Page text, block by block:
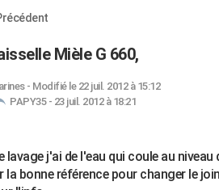
Mièle G 660,
- Modifié le 22 juil. 2012 à 15:12
PAPY35 - 23 juil. 2012 à 18:21
lavage j'ai de l'eau qui coule au
la bonne référence pour changer le